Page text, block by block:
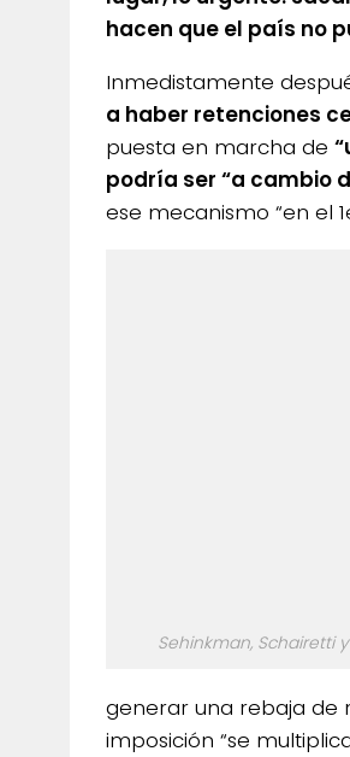
hacen que el país no
Inmedistamente
a haber retenciones
puesta en marcha de
podría ser “a cambio
ese mecanismo “en el
Sehinkman, Schairetti
generar una rebaja de
imposición “se